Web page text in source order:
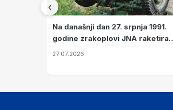
‹
Na današnji dan 27. srpnja 1991.
godine zrakoplovi JNA raketirali
su vojarnu i obučni centar "Nikola
27.07.2026